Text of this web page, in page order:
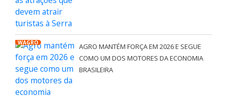
WAGRO
AGRO MANTÉM FORÇA EM 2026 E SEGUE
COMO UM DOS MOTORES DA ECONOMIA
BRASILEIRA